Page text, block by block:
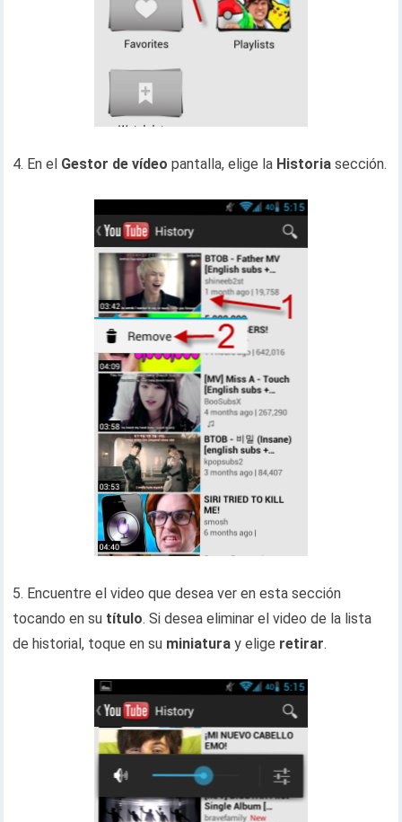
4. En el Gestor de vídeo pantalla, elige la Historia sección.
5. Encuentre el video que desea ver en esta sección
tocando en su título. Si desea eliminar el video de la lista
de historial, toque en su miniatura y elige retirar.